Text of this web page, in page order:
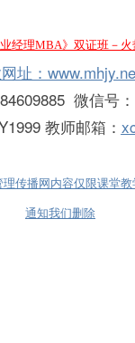
经理MBA》双证班 －
址：
微信号
教师邮箱：
传播网内容仅限课堂
通知我们删除